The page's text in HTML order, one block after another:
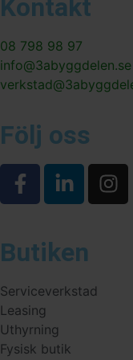
Kontakt
08 798 98 97
info@3abyggdelen.se
Följ oss
Butiken
Serviceverkstad
Leasing
Uthyrning
Fysisk butik